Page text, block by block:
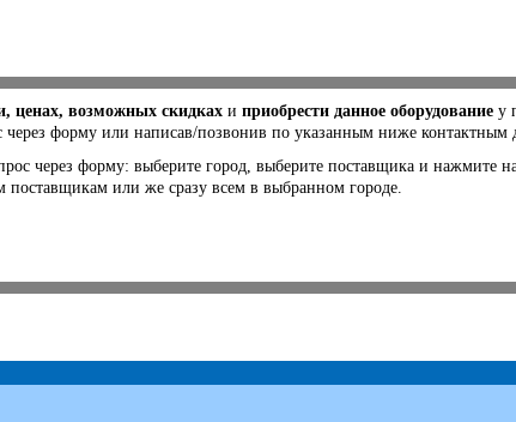
ценах, возможных скидках и приобрести данное оборудование у
через форму или написав/позвонив по указанным ниже контактным
через форму: выберите город, выберите поставщика и нажмите
поставщикам или же сразу всем в выбранном городе.